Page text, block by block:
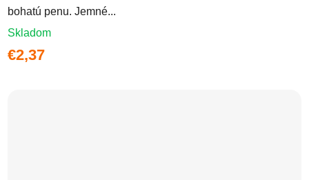
bohatú penu. Jemné...
Skladom
€2,37